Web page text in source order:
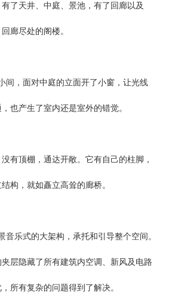
了天井、中庭、景池，有了回廊以及
回廊尽处的阁楼。
间，面对中庭的立面开了小窗，让光线
也产生了室内还是室外的错觉。
有顶棚，通达开敞。它有自己的柱脚，
构，就如矗立高耸的廊桥。
音乐式的大架构，承托和引导整个空间。
层隐藏了所有建筑内空调、新风及电路
所有复杂的问题得到了解决。